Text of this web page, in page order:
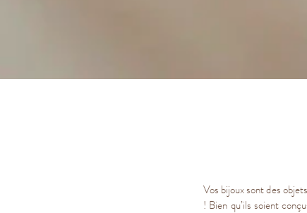
Vos bijoux sont des
! Bien qu’ils soient